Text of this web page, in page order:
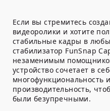
Если вы стремитесь
видеоролики и хотите
стабильные кадры в
стабилизатор FunSnap
незаменимым
устройство сочетает в
многофункциональность
производительность,
были безупречными.